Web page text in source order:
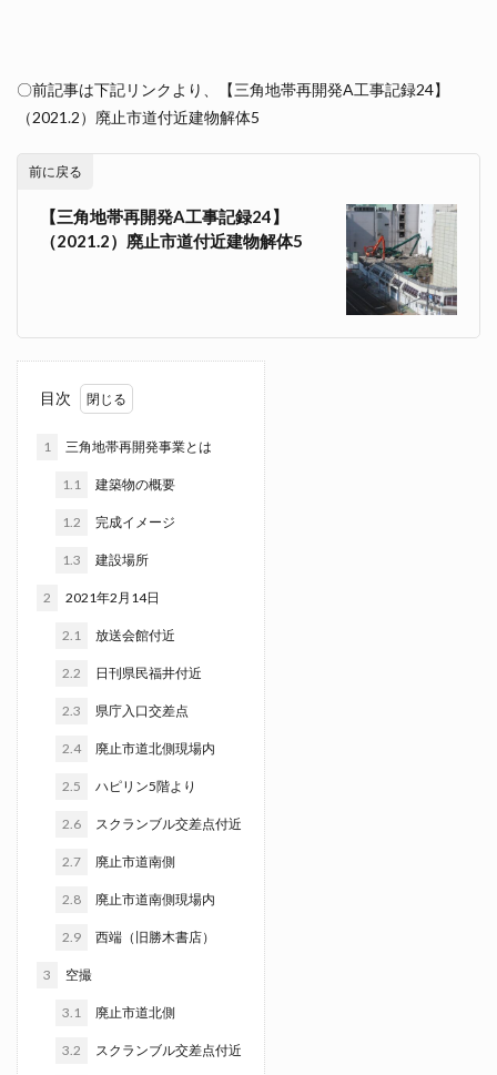
〇前記事は下記リンクより、【三角地帯再開発A工事記録24】
（2021.2）廃止市道付近建物解体5
前に戻る
【三角地帯再開発A工事記録24】
（2021.2）廃止市道付近建物解体5
目次
1 三角地帯再開発事業とは
1.1 建築物の概要
1.2 完成イメージ
1.3 建設場所
2 2021年2月14日
2.1 放送会館付近
2.2 日刊県民福井付近
2.3 県庁入口交差点
2.4 廃止市道北側現場内
2.5 ハピリン5階より
2.6 スクランブル交差点付近
2.7 廃止市道南側
2.8 廃止市道南側現場内
2.9 西端（旧勝木書店）
3 空撮
3.1 廃止市道北側
3.2 スクランブル交差点付近